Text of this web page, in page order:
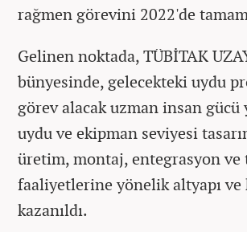
rağmen görevini 2022'de
Gelinen noktada, TÜBİTAK
bünyesinde, gelecekteki uydu
görev alacak uzman insan
uydu ve ekipman seviyesi
üretim, montaj, entegrasyon ve
faaliyetlerine yönelik altyapı
kazanıldı.